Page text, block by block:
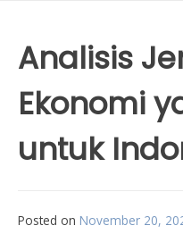
Analisis
Ekonomi
untuk
Posted on November 20,